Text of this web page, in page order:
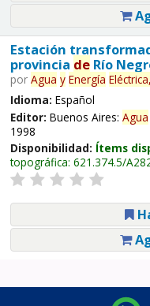
Estación
provincia deRío
por Agua y Energía Eléctrica,
Idioma: Español
Editor: Buenos Aires: Agua
1998
Disponibilidad: Ítems
topográfica: 621.374.5/